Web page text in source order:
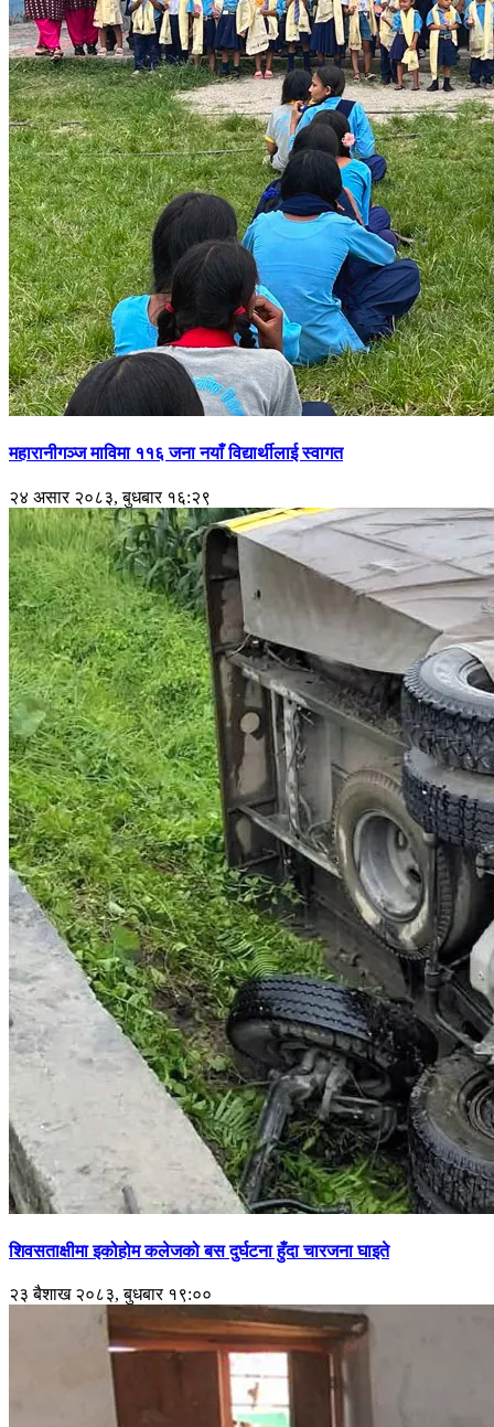
महारानीगञ्ज माविमा ११६ जना नयाँ विद्यार्थीलाई स्वागत
२४ असार २०८३, बुधबार १६:२९
शिवसताक्षीमा इकोहोम कलेजको बस दुर्घटना हुँदा चारजना घाइते
२३ बैशाख २०८३, बुधबार १९:००